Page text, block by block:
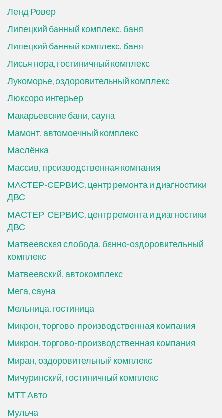
Ленд Ровер
Липецкий банный комплекс, баня
Липецкий банный комплекс, баня
Лисья нора, гостиничный комплекс
Лукоморье, оздоровительный комплекс
Люксоро интерьер
Макарьевские бани, сауна
Мамонт, автомоечный комплекс
Маслёнка
Массив, производственная компания
МАСТЕР-СЕРВИС, центр ремонта и диагностики
ДВС
МАСТЕР-СЕРВИС, центр ремонта и диагностики
ДВС
Матвеевская слобода, банно-оздоровительный
комплекс
Матвеевский, автокомплекс
Мега, сауна
Мельница, гостиница
Микрон, торгово-производственная компания
Микрон, торгово-производственная компания
Миран, оздоровительный комплекс
Мичуринский, гостиничный комплекс
МТТ Авто
Мульча